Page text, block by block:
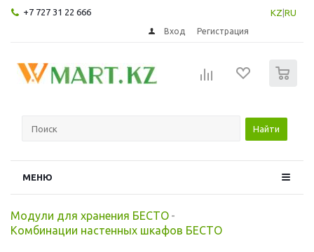
+7 727 31 22 666 KZ RU
Вход Регистрация
Найти
МЕНЮ
Модули для хранения БЕСТО -
Комбинации настенных шкафов БЕСТО